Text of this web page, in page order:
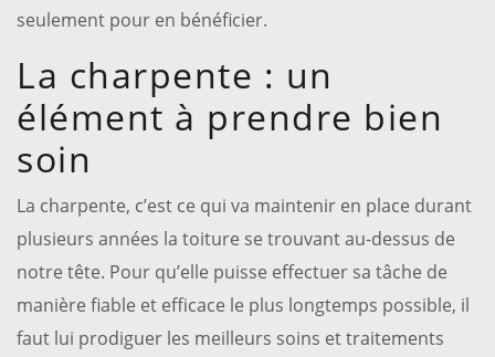
seulement pour en bénéficier.
La charpente : un
élément à prendre bien
soin
La charpente, c’est ce qui va maintenir en place durant
plusieurs années la toiture se trouvant au-dessus de
notre tête. Pour qu’elle puisse effectuer sa tâche de
manière fiable et efficace le plus longtemps possible, il
faut lui prodiguer les meilleurs soins et traitements